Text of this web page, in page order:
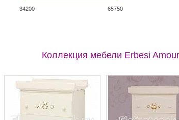
34200 65750
Коллекция мебели Erbesi